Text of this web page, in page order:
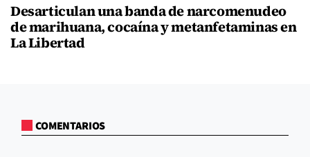
Desarticulan una banda de narcomenudeo
de marihuana, cocaína y metanfetaminas en
La Libertad
COMENTARIOS